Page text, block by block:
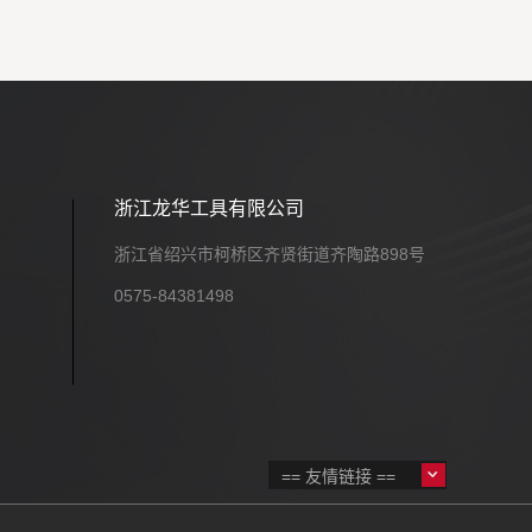
浙江龙华工具有限公司
浙江省绍兴市柯桥区齐贤街道齐陶路898号
0575-84381498